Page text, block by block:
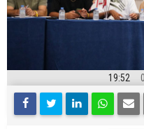
19:52